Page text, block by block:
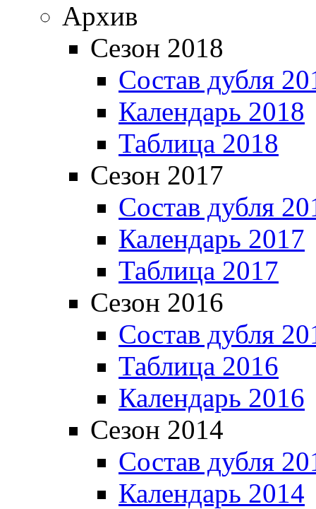
Архив
Сезон 2018
Состав дубля
Календарь 2018
Таблица 2018
Сезон 2017
Состав дубля
Календарь 2017
Таблица 2017
Сезон 2016
Состав дубля
Таблица 2016
Календарь 2016
Сезон 2014
Состав дубля
Календарь 2014